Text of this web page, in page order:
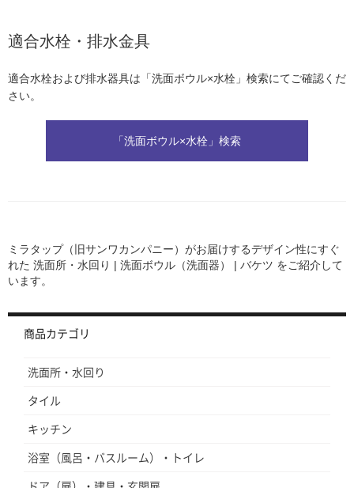
適合水栓・排水金具
適合水栓および排水器具は「洗面ボウル×水栓」検索にてご確認くだ
さい。
「洗面ボウル×水栓」検索
ミラタップ（旧サンワカンパニー）がお届けするデザイン性にすぐ
れた 洗面所・水回り | 洗面ボウル（洗面器） | バケツ をご紹介して
います。
商品カテゴリ
洗面所・水回り
タイル
キッチン
浴室（風呂・バスルーム）・トイレ